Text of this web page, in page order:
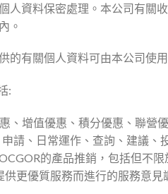
人資料保密處理。本公司有關
。
的有關個人資料可由本公司使
:
、增值優惠、積分優惠、聯營
請、日常運作、查詢、建議、
的產品推銷，包括但不
更優質服務而進行的服務意見